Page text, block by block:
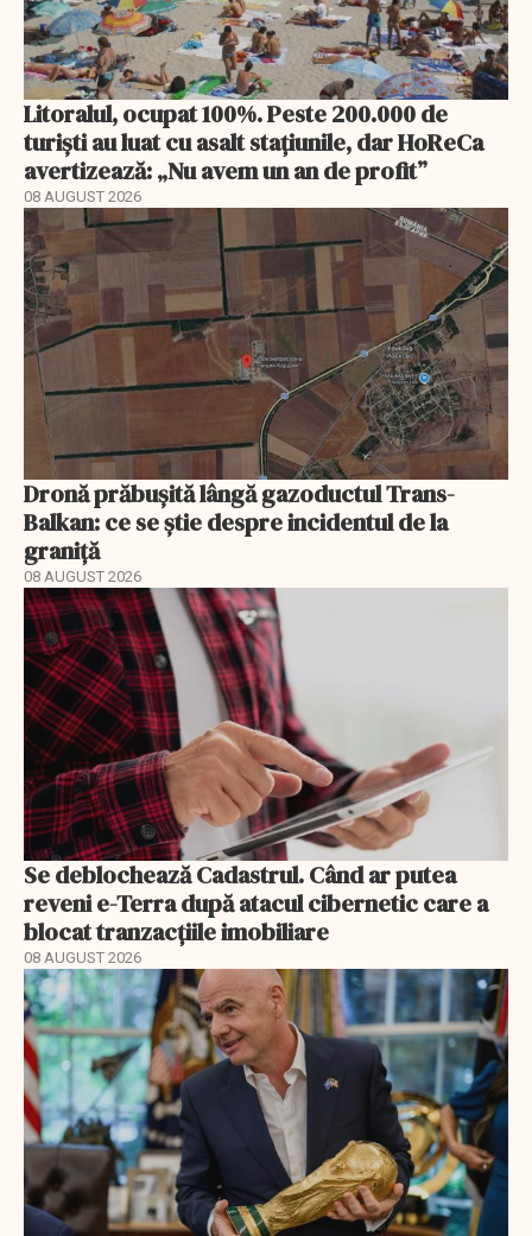
Litoralul, ocupat 100%. Peste 200.000 de
turiști au luat cu asalt stațiunile, dar HoReCa
avertizează: „Nu avem un an de profit”
08 AUGUST 2026
Dronă prăbușită lângă gazoductul Trans-
Balkan: ce se știe despre incidentul de la
graniță
08 AUGUST 2026
Se deblochează Cadastrul. Când ar putea
reveni e-Terra după atacul cibernetic care a
blocat tranzacțiile imobiliare
08 AUGUST 2026